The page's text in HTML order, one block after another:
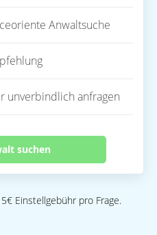
Anwaltsuche
unverbindlich anfragen
suchen
Einstellgebühr pro Frage.